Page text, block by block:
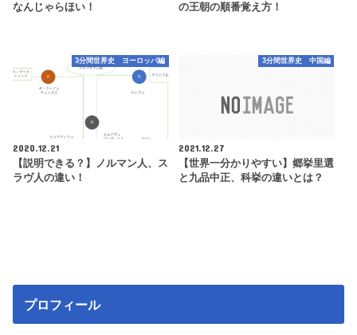
なんじゃらほい！
の王朝の順番覚え方！
3分間世界史 ヨーロッパ編
2020.12.21
【説明できる？】ノルマン人、ス
ラヴ人の違い！
3分間世界史 中国編
2021.12.27
【世界一分かりやすい】郷挙里選
と九品中正、科挙の違いとは？
プロフィール